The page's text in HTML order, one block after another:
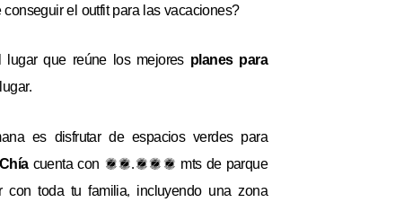
el outfit para las vacaciones?
que reúne los mejores planes para
es disfrutar de espacios verdes para
cuenta con 25.000 mts de parque
con toda tu familia, incluyendo una zona